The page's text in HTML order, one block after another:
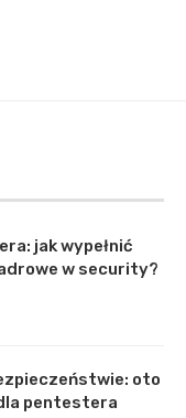
jak wypełnić
w security?
oto
pentestera